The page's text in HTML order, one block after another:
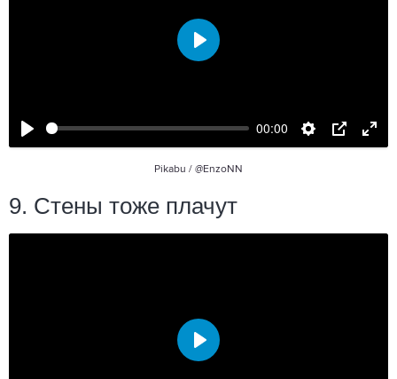
00:00
Воспроизвести
Pikabu / @EnzoNN
9. Стены тоже плачут
Воспроизвести